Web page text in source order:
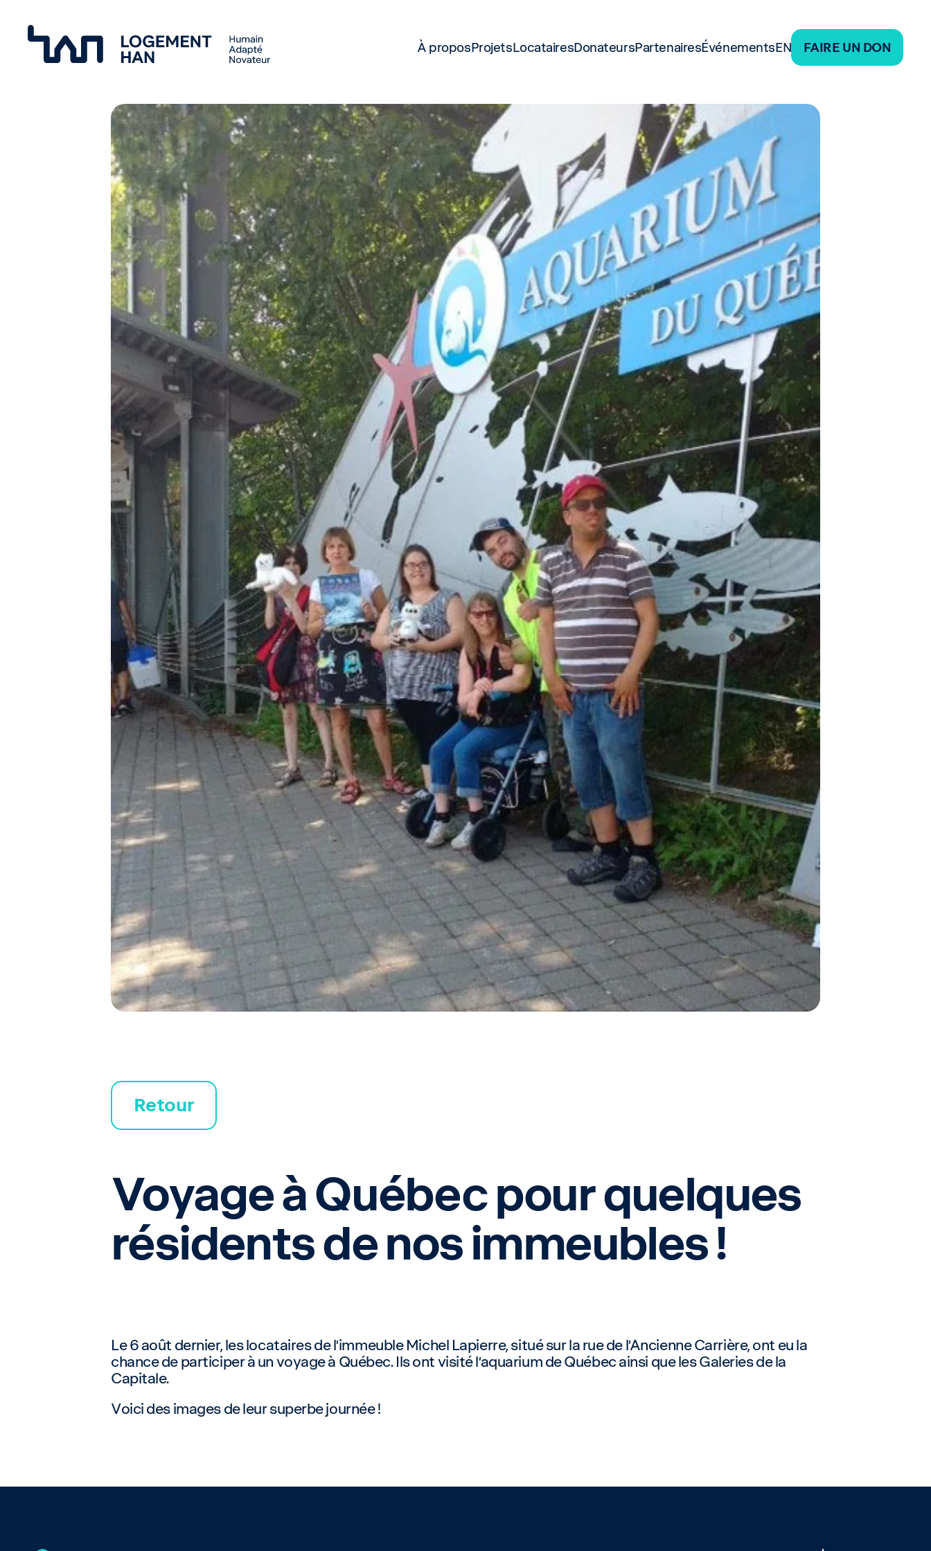
À proposProjetsLocatairesDonateursPartenairesÉvénementsEN FAIRE UN DON
Retour
Voyage à Québec pour quelques
résidents de nos immeubles !
Le 6 août dernier, les locataires de l’immeuble Michel Lapierre, situé sur la rue de l’Ancienne Carrière, ont eu la
chance de participer à un voyage à Québec. Ils ont visité l’aquarium de Québec ainsi que les Galeries de la
Capitale.
Voici des images de leur superbe journée !